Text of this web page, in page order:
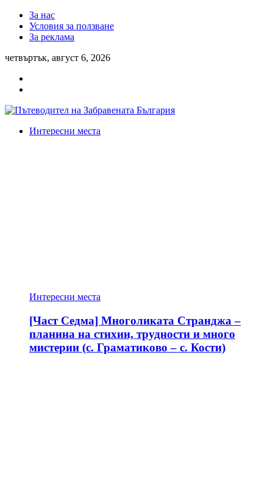
За нас
Условия за ползване
За реклама
четвъртък, август 6, 2026
Интересни места
Интересни места
[Част Седма] Многоликата Странджа –
планина на стихии, трудности и много
мистерии (с. Граматиково – с. Кости)